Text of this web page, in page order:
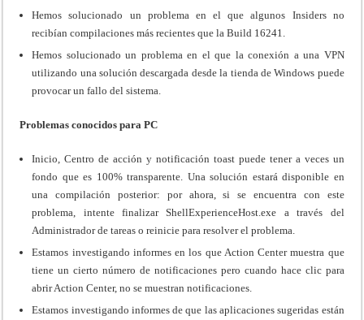
Hemos solucionado un problema en el que algunos Insiders no
recibían compilaciones más recientes que la Build 16241.
Hemos solucionado un problema en el que la conexión a una VPN
utilizando una solución descargada desde la tienda de Windows puede
provocar un fallo del sistema.
Problemas conocidos para PC
Inicio, Centro de acción y notificación toast puede tener a veces un
fondo que es 100% transparente. Una solución estará disponible en
una compilación posterior: por ahora, si se encuentra con este
problema, intente finalizar ShellExperienceHost.exe a través del
Administrador de tareas o reinicie para resolver el problema.
Estamos investigando informes en los que Action Center muestra que
tiene un cierto número de notificaciones pero cuando hace clic para
abrir Action Center, no se muestran notificaciones.
Estamos investigando informes de que las aplicaciones sugeridas están